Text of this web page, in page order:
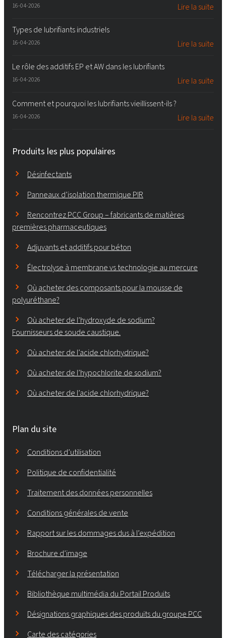
16-04-2026 Lire la suite
Types de lubrifiants industriels
16-04-2026 Lire la suite
Le rôle des additifs EP et AW dans les lubrifiants
16-04-2026 Lire la suite
Comment et pourquoi les lubrifiants vieillissent-ils ?
16-04-2026 Lire la suite
Produits les plus populaires
Désinfectants
Panneaux d’isolation thermique PIR
Rencontrez PCC Group – fabricants de matières
premières pharmaceutiques
Adjuvants et additifs pour béton
Électrolyse à membrane vs technologie au mercure
Où acheter des composants pour la mousse de
polyuréthane?
Où acheter de l’hydroxyde de sodium?
Fournisseurs de soude caustique.
Où acheter de l’acide chlorhydrique?
Où acheter de l’hypochlorite de sodium?
Où acheter de l’acide chlorhydrique?
Plan du site
Conditions d’utilisation
Politique de confidentialité
Traitement des données personnelles
Conditions générales de vente
Rapport sur les dommages dus à l’expédition
Brochure d’image
Télécharger la présentation
Bibliothèque multimédia du Portail Produits
Désignations graphiques des produits du groupe PCC
Carte des catégories